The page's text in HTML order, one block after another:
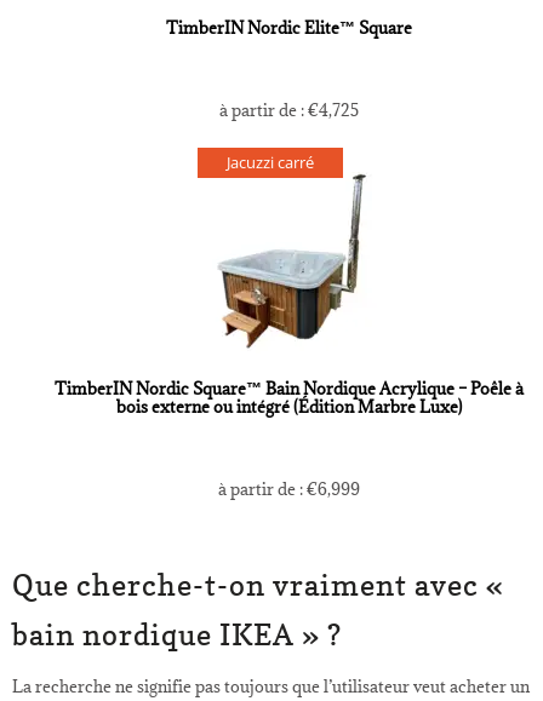
TimberIN Nordic Elite™ Square
à partir de :€4,725
Jacuzzi carré
TimberIN Nordic Square™ Bain Nordique Acrylique – Poêle à
bois externe ou intégré (Édition Marbre Luxe)
à partir de :€6,999
Que cherche-t-on vraiment avec «
bain nordique IKEA » ?
La recherche ne signifie pas toujours que l’utilisateur veut acheter un